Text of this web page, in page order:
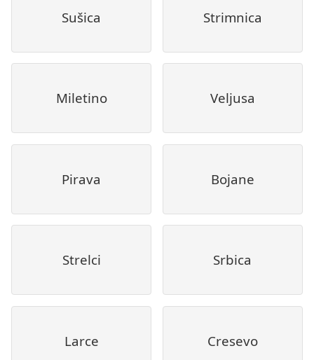
Sušica Strimnica
Miletino Veljusa
Pirava Bojane
Strelci Srbica
Larce Cresevo